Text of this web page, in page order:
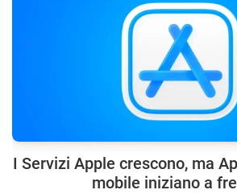
I Servizi Apple crescono, ma
mobile iniziano a